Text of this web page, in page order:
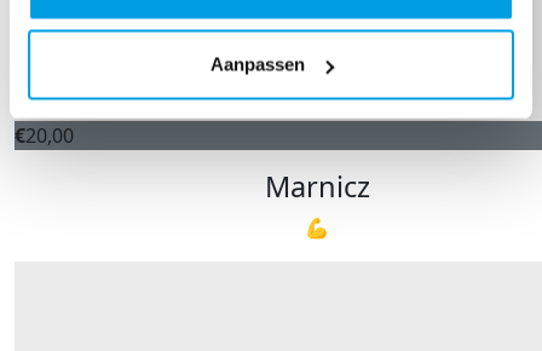
Aanpassen
€20,00
Marnicz
💪